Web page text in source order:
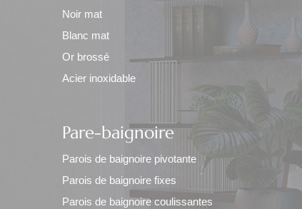
Noir mat
Blanc mat
Or brossé
Acier inoxidable
Pare-baignoire
Parois de baignoire pivotante
Parois de baignoire fixes
Parois de baignoire coulissantes